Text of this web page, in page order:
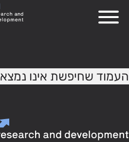
העמוד שחיפשת אינו נמצא